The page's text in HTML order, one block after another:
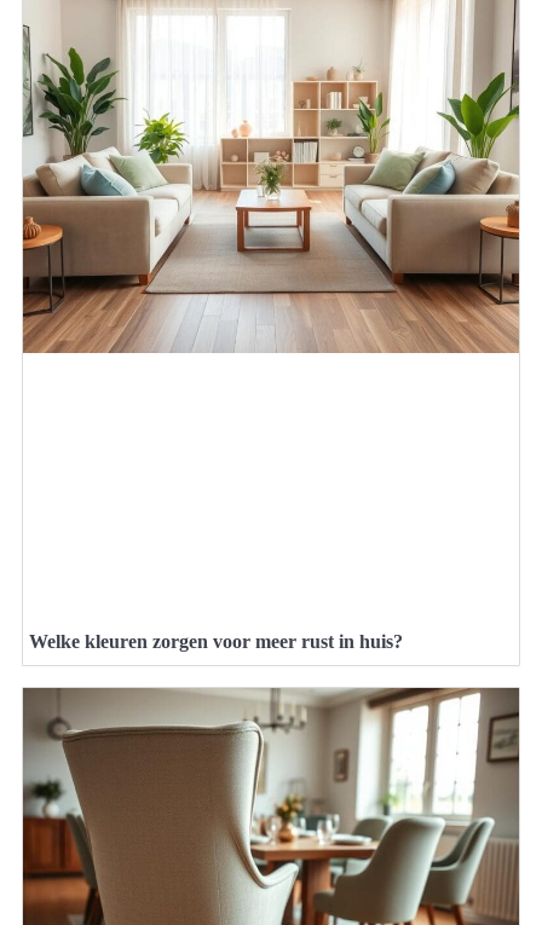
Welke kleuren zorgen voor meer rust in huis?